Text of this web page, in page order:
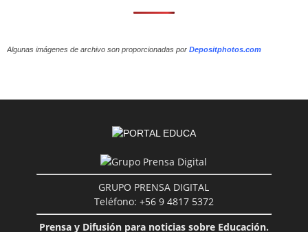
Algunas imágenes de archivo son proporcionadas por Depositphotos.com
GRUPO PRENSA DIGITAL
Teléfono: +56 9 4817 5372
Prensa y Difusión para noticias sobre Educación.